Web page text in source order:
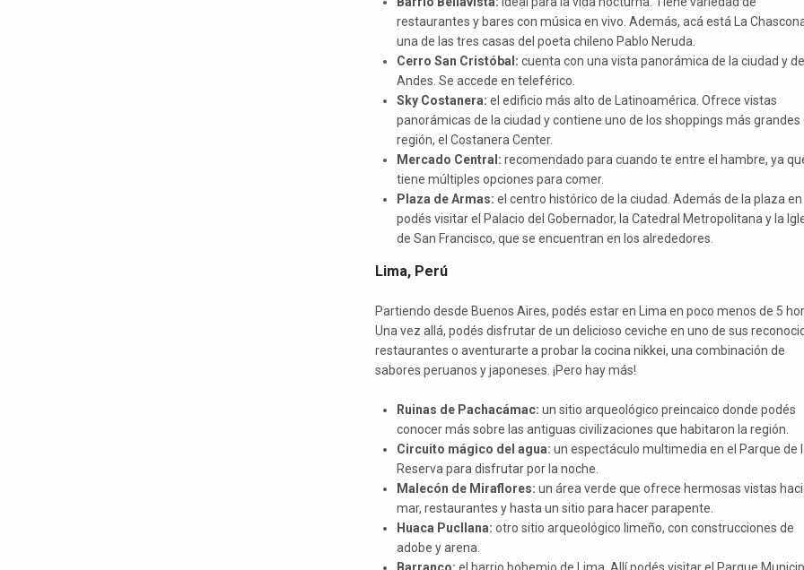
restaurantes y bares con música en vivo. Además, acá está La
una de las tres casas del poeta chileno Pablo Neruda.
Cerro San Cristóbal: cuenta con una vista panorámica de la ciudad y
Andes. Se accede en teleférico.
Sky Costanera: el edificio más alto de Latinoamérica. Ofrece vistas
panorámicas de la ciudad y contiene uno de los shoppings más grandes
región, el Costanera Center.
Mercado Central: recomendado para cuando te entre el hambre, ya
tiene múltiples opciones para comer.
Plaza de Armas: el centro histórico de la ciudad. Además de la plaza en
podés visitar el Palacio del Gobernador, la Catedral Metropolitana y la
de San Francisco, que se encuentran en los alrededores.
Lima, Perú
Partiendo desde Buenos Aires, podés estar en Lima en poco menos de 5
Una vez allá, podés disfrutar de un delicioso ceviche en uno de sus
restaurantes o aventurarte a probar la cocina nikkei, una combinación de
sabores peruanos y japoneses. ¡Pero hay más!
Ruinas de Pachacámac: un sitio arqueológico preincaico donde podés
conocer más sobre las antiguas civilizaciones que habitaron la región.
Circuito mágico del agua: un espectáculo multimedia en el Parque de
Reserva para disfrutar por la noche.
Malecón de Miraflores: un área verde que ofrece hermosas vistas
mar, restaurantes y hasta un sitio para hacer parapente.
Huaca Pucllana: otro sitio arqueológico limeño, con construcciones de
adobe y arena.